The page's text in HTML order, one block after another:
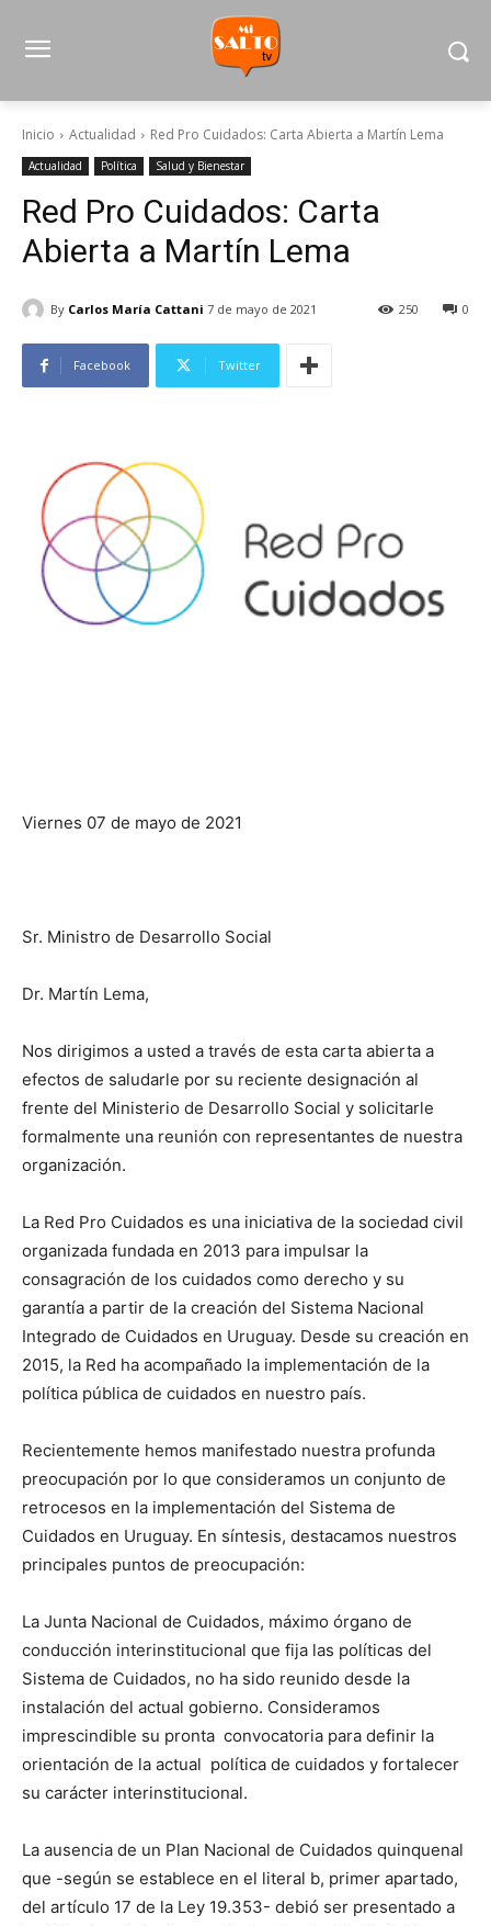
Inicio Actualidad Red Pro Cuidados: Carta Abierta a Martín Lema
Actualidad Política Salud y Bienestar
Red Pro Cuidados: Carta
Abierta a Martín Lema
By Carlos María Cattani 7 de mayo de 2021 0
250
Facebook Twitter
Viernes 07 de mayo de 2021
Sr. Ministro de Desarrollo Social
Dr. Martín Lema,
Nos dirigimos a usted a través de esta carta abierta a
efectos de saludarle por su reciente designación al
frente del Ministerio de Desarrollo Social y solicitarle
formalmente una reunión con representantes de nuestra
organización.
La Red Pro Cuidados es una iniciativa de la sociedad civil
organizada fundada en 2013 para impulsar la
consagración de los cuidados como derecho y su
garantía a partir de la creación del Sistema Nacional
Integrado de Cuidados en Uruguay. Desde su creación en
2015, la Red ha acompañado la implementación de la
política pública de cuidados en nuestro país.
Recientemente hemos manifestado nuestra profunda
preocupación por lo que consideramos un conjunto de
retrocesos en la implementación del Sistema de
Cuidados en Uruguay. En síntesis, destacamos nuestros
principales puntos de preocupación:
La Junta Nacional de Cuidados, máximo órgano de
conducción interinstitucional que fija las políticas del
Sistema de Cuidados, no ha sido reunido desde la
instalación del actual gobierno. Consideramos
imprescindible su pronta convocatoria para definir la
orientación de la actual política de cuidados y fortalecer
su carácter interinstitucional.
La ausencia de un Plan Nacional de Cuidados quinquenal
que -según se establece en el literal b, primer apartado,
del artículo 17 de la Ley 19.353- debió ser presentado a